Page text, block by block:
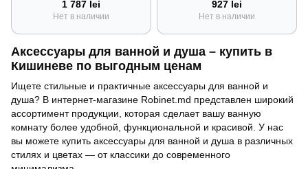
1 787 lei
Нет в наличии
927 lei
Нет в наличии
Аксессуары для ванной и душа – купить в
Кишиневе по выгодным ценам
Ищете стильные и практичные аксессуары для ванной и
душа? В интернет-магазине Robinet.md представлен широкий
ассортимент продукции, которая сделает вашу ванную
комнату более удобной, функциональной и красивой. У нас
вы можете купить аксессуары для ванной и душа в различных
стилях и цветах — от классики до современного